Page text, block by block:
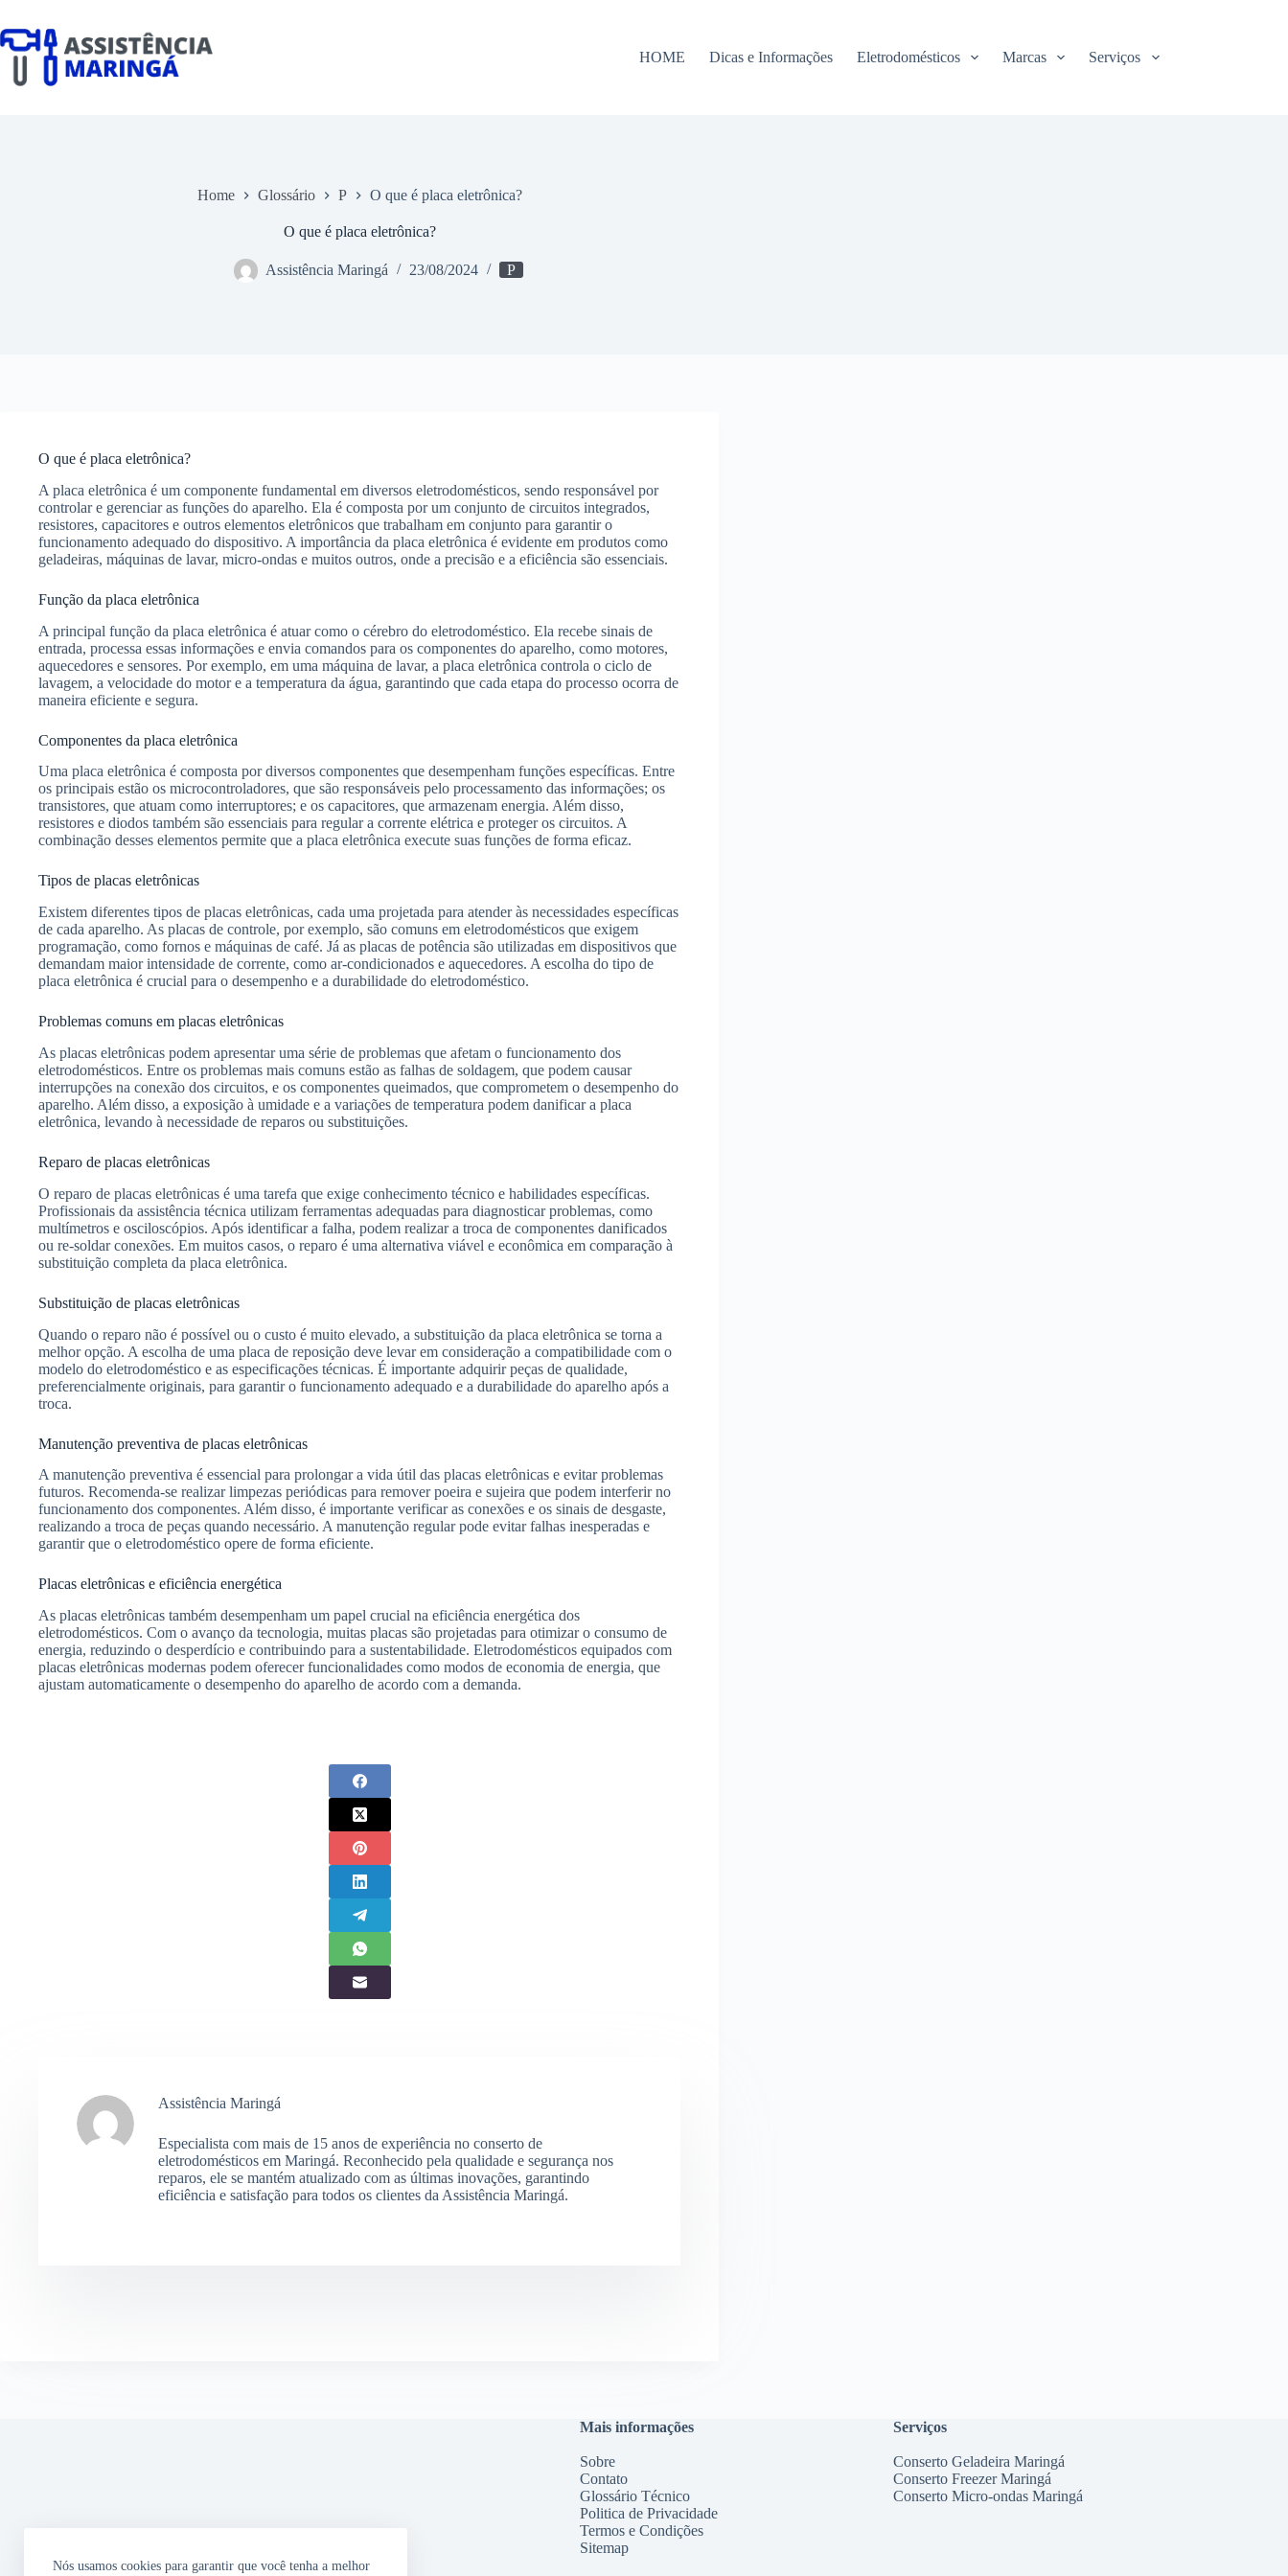
o
conteúdo
Nós usamos cookies para garantir que você tenha a melhor
HOME Dicas e Informações Eletrodomésticos Marcas Serviços
Home Glossário P O que é placa eletrônica?
O que é placa eletrônica?
Assistência Maringá 23/08/2024 P
O que é placa eletrônica?
A placa eletrônica é um componente fundamental em diversos eletrodomésticos, sendo responsável por
controlar e gerenciar as funções do aparelho. Ela é composta por um conjunto de circuitos integrados,
resistores, capacitores e outros elementos eletrônicos que trabalham em conjunto para garantir o
funcionamento adequado do dispositivo. A importância da placa eletrônica é evidente em produtos como
geladeiras, máquinas de lavar, micro-ondas e muitos outros, onde a precisão e a eficiência são essenciais.
Função da placa eletrônica
A principal função da placa eletrônica é atuar como o cérebro do eletrodoméstico. Ela recebe sinais de
entrada, processa essas informações e envia comandos para os componentes do aparelho, como motores,
aquecedores e sensores. Por exemplo, em uma máquina de lavar, a placa eletrônica controla o ciclo de
lavagem, a velocidade do motor e a temperatura da água, garantindo que cada etapa do processo ocorra de
maneira eficiente e segura.
Componentes da placa eletrônica
Uma placa eletrônica é composta por diversos componentes que desempenham funções específicas. Entre
os principais estão os microcontroladores, que são responsáveis pelo processamento das informações; os
transistores, que atuam como interruptores; e os capacitores, que armazenam energia. Além disso,
resistores e diodos também são essenciais para regular a corrente elétrica e proteger os circuitos. A
combinação desses elementos permite que a placa eletrônica execute suas funções de forma eficaz.
Tipos de placas eletrônicas
Existem diferentes tipos de placas eletrônicas, cada uma projetada para atender às necessidades específicas
de cada aparelho. As placas de controle, por exemplo, são comuns em eletrodomésticos que exigem
programação, como fornos e máquinas de café. Já as placas de potência são utilizadas em dispositivos que
demandam maior intensidade de corrente, como ar-condicionados e aquecedores. A escolha do tipo de
placa eletrônica é crucial para o desempenho e a durabilidade do eletrodoméstico.
Problemas comuns em placas eletrônicas
As placas eletrônicas podem apresentar uma série de problemas que afetam o funcionamento dos
eletrodomésticos. Entre os problemas mais comuns estão as falhas de soldagem, que podem causar
interrupções na conexão dos circuitos, e os componentes queimados, que comprometem o desempenho do
aparelho. Além disso, a exposição à umidade e a variações de temperatura podem danificar a placa
eletrônica, levando à necessidade de reparos ou substituições.
Reparo de placas eletrônicas
O reparo de placas eletrônicas é uma tarefa que exige conhecimento técnico e habilidades específicas.
Profissionais da assistência técnica utilizam ferramentas adequadas para diagnosticar problemas, como
multímetros e osciloscópios. Após identificar a falha, podem realizar a troca de componentes danificados
ou re-soldar conexões. Em muitos casos, o reparo é uma alternativa viável e econômica em comparação à
substituição completa da placa eletrônica.
Substituição de placas eletrônicas
Quando o reparo não é possível ou o custo é muito elevado, a substituição da placa eletrônica se torna a
melhor opção. A escolha de uma placa de reposição deve levar em consideração a compatibilidade com o
modelo do eletrodoméstico e as especificações técnicas. É importante adquirir peças de qualidade,
preferencialmente originais, para garantir o funcionamento adequado e a durabilidade do aparelho após a
troca.
Manutenção preventiva de placas eletrônicas
A manutenção preventiva é essencial para prolongar a vida útil das placas eletrônicas e evitar problemas
futuros. Recomenda-se realizar limpezas periódicas para remover poeira e sujeira que podem interferir no
funcionamento dos componentes. Além disso, é importante verificar as conexões e os sinais de desgaste,
realizando a troca de peças quando necessário. A manutenção regular pode evitar falhas inesperadas e
garantir que o eletrodoméstico opere de forma eficiente.
Placas eletrônicas e eficiência energética
As placas eletrônicas também desempenham um papel crucial na eficiência energética dos
eletrodomésticos. Com o avanço da tecnologia, muitas placas são projetadas para otimizar o consumo de
energia, reduzindo o desperdício e contribuindo para a sustentabilidade. Eletrodomésticos equipados com
placas eletrônicas modernas podem oferecer funcionalidades como modos de economia de energia, que
ajustam automaticamente o desempenho do aparelho de acordo com a demanda.
Assistência Maringá
Especialista com mais de 15 anos de experiência no conserto de
eletrodomésticos em Maringá. Reconhecido pela qualidade e segurança nos
reparos, ele se mantém atualizado com as últimas inovações, garantindo
eficiência e satisfação para todos os clientes da Assistência Maringá.
Mais informações
Sobre
Contato
Glossário Técnico
Politica de Privacidade
Termos e Condições
Sitemap
Serviços
Conserto Geladeira Maringá
Conserto Freezer Maringá
Conserto Micro-ondas Maringá